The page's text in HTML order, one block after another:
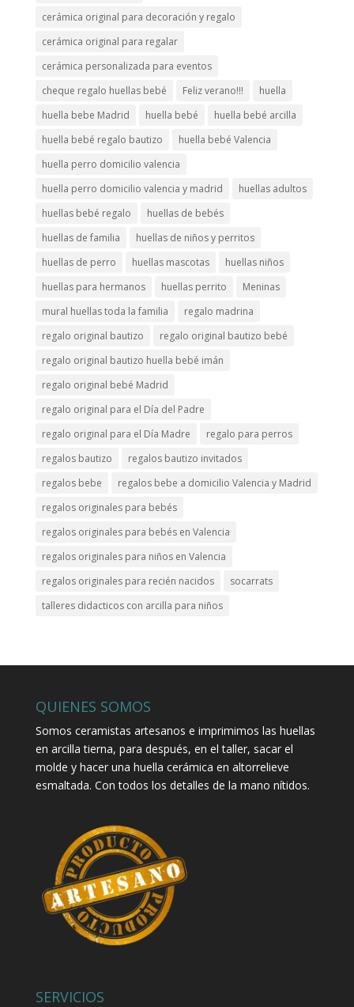
cerámica original para decoración y regalo
cerámica original para regalar
cerámica personalizada para eventos
cheque regalo huellas bebé
Feliz verano!!!
huella
huella bebe Madrid
huella bebé
huella bebé arcilla
huella bebé regalo bautizo
huella bebé Valencia
huella perro domicilio valencia
huella perro domicilio valencia y madrid
huellas adultos
huellas bebé regalo
huellas de bebés
huellas de familia
huellas de niños y perritos
huellas de perro
huellas mascotas
huellas niños
huellas para hermanos
huellas perrito
Meninas
mural huellas toda la familia
regalo madrina
regalo original bautizo
regalo original bautizo bebé
regalo original bautizo huella bebé imán
regalo original bebé Madrid
regalo original para el Día del Padre
regalo original para el Día Madre
regalo para perros
regalos bautizo
regalos bautizo invitados
regalos bebe
regalos bebe a domicilio Valencia y Madrid
regalos originales para bebés
regalos originales para bebés en Valencia
regalos originales para niños en Valencia
regalos originales para recién nacidos
socarrats
talleres didacticos con arcilla para niños
QUIENES SOMOS
Somos ceramistas artesanos e imprimimos las huellas
en arcilla tierna, para después, en el taller, sacar el
molde y hacer una huella cerámica en altorrelieve
esmaltada. Con todos los detalles de la mano nítidos.
SERVICIOS